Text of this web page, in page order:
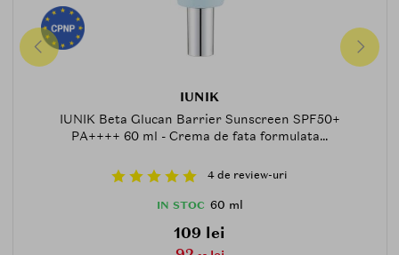
IUNIK
IUNIK Beta Glucan Barrier Sunscreen SPF50+
PA++++ 60 ml - Crema de fata formulata...
4 de review-uri
IN STOC 60 ml
109 lei